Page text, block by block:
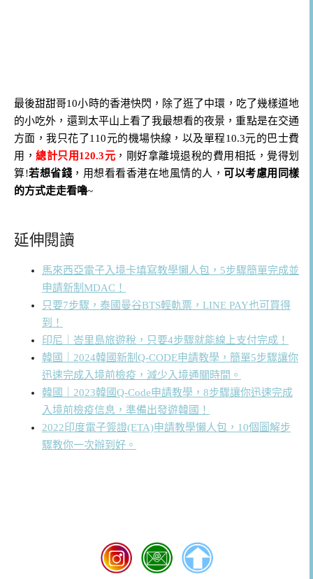
最後甜甜哥10小時的香港快閃，除了逛了中環，吃了幾樣道地
的小吃外，還到太平山上看了我最想看的夜景，重點是在交通
方面，我只花了110元的機場快線，以及單程10.3元的巴士費
用， 總計只用120.3元 ，剛好拿離境退稅的費用相抵，覺得划
算!若想省錢 ，用想看看香港在地風情的人， 可以考慮用同樣
的方式走走看嚕~
延伸閱讀
馬來西亞電子入境卡填寫教學懶人包，5步驟簡單完成並
申請新制MDAC！
只要7步驟，泰國曼谷BTS輕軌票，LINE PAY也可買得
到！
印尼｜峇里島旅遊稅，只要4步驟就能線上支付完成！
韓國｜2024韓國新制Q-CODE申請教學，簡單5步驟讓你
迅速完成入境前檢疫，減少入境通關時間。
韓國｜2023韓國Q-Code申請教學，8步驟讓你迅速完成
入境前檢疫信息，準備出發遊韓國！
2022印度電子簽證(ETA)申請教學懶人包，10個圖解步
驟教你一次辦到好。